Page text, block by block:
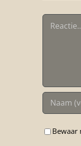
Reactie
Bewaar